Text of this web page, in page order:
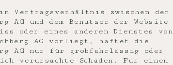
Vertragsverhältnis zwischen der
AG und dem Benutzer der Website
oder eines anderen Dienstes von
AG vorliegt, haftet die
AG nur für grobfahrlässig oder
verursachte Schäden. Für einen